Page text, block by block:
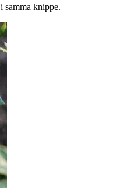
samma knippe.